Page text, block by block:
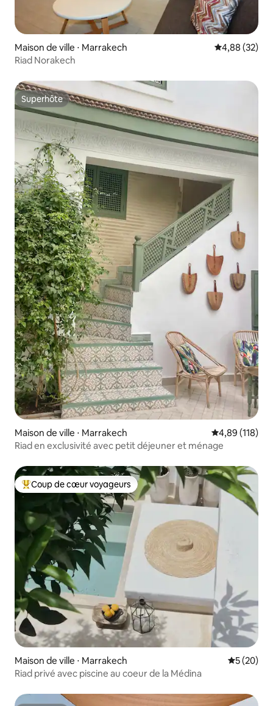
Maison de ville ⋅ Marrakech Évaluation
4,88 (32)
Riad Norakech
Superhôte
Superhôte
Maison de ville ⋅ Marrakech Évaluation
4,89 (118)
Riad en exclusivité avec petit déjeuner et ménage
Coups de cœur voyageurs les plus appréciés
Coup de cœur voyageurs
Maison de ville ⋅ Marrakech
5 (20)
Riad privé avec piscine au coeur de la Médina